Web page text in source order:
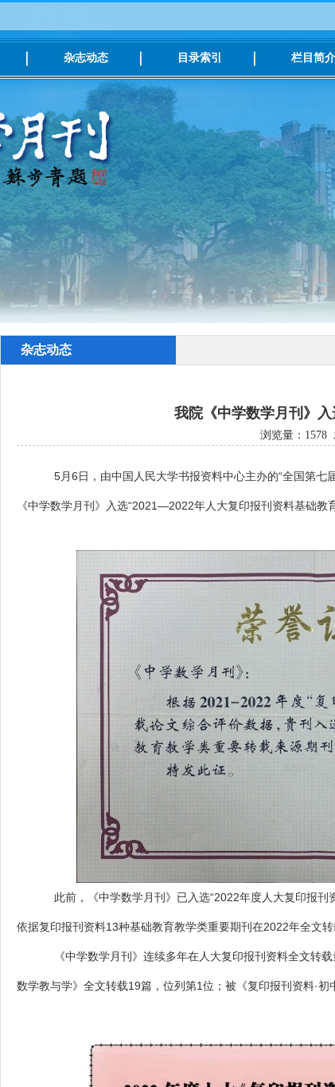
杂志动态 目录索引 栏目简介
杂志动态
我院《中学数学月刊》
浏览量： 1578
5月6日，由中国人民大学书报资料中心主办的“全国第
《中学数学月刊》入选“2021—2022年人大复印报刊资料基础教
此前，《中学数学月刊》已入选“2022年度人大复印报刊
依据复印报刊资料13种基础教育教学类重要期刊在2022年全文转
《中学数学月刊》连续多年在人大复印报刊资料全文转载
数学教与学》全文转载19篇，位列第1位；被《复印报刊资料·初